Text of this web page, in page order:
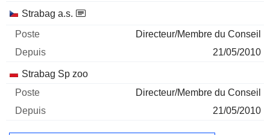
Strabag a.s.
Directeur/Membre du Conseil
21/05/2010
Strabag Sp zoo
Directeur/Membre du Conseil
21/05/2010